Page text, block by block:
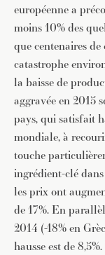
européenne a
moins 10% des
que centenaires
catastrophe
la baisse de
aggravée en 2015
pays, qui satisfait
mondiale, à
touche
ingrédient-clé dans
les prix ont
de 17%. En
2014 (-18% en
hausse est de